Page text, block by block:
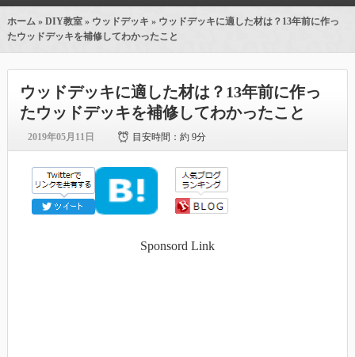
ホーム » DIY教室» ウッドデッキ » ウッドデッキに適した材は？13年前に作っ
たウッドデッキを補修してわかったこと
ウッドデッキに適した材は？13年前に作っ
たウッドデッキを補修してわかったこと
2019年05月11日 目安時間：約 9分
Sponsord Link